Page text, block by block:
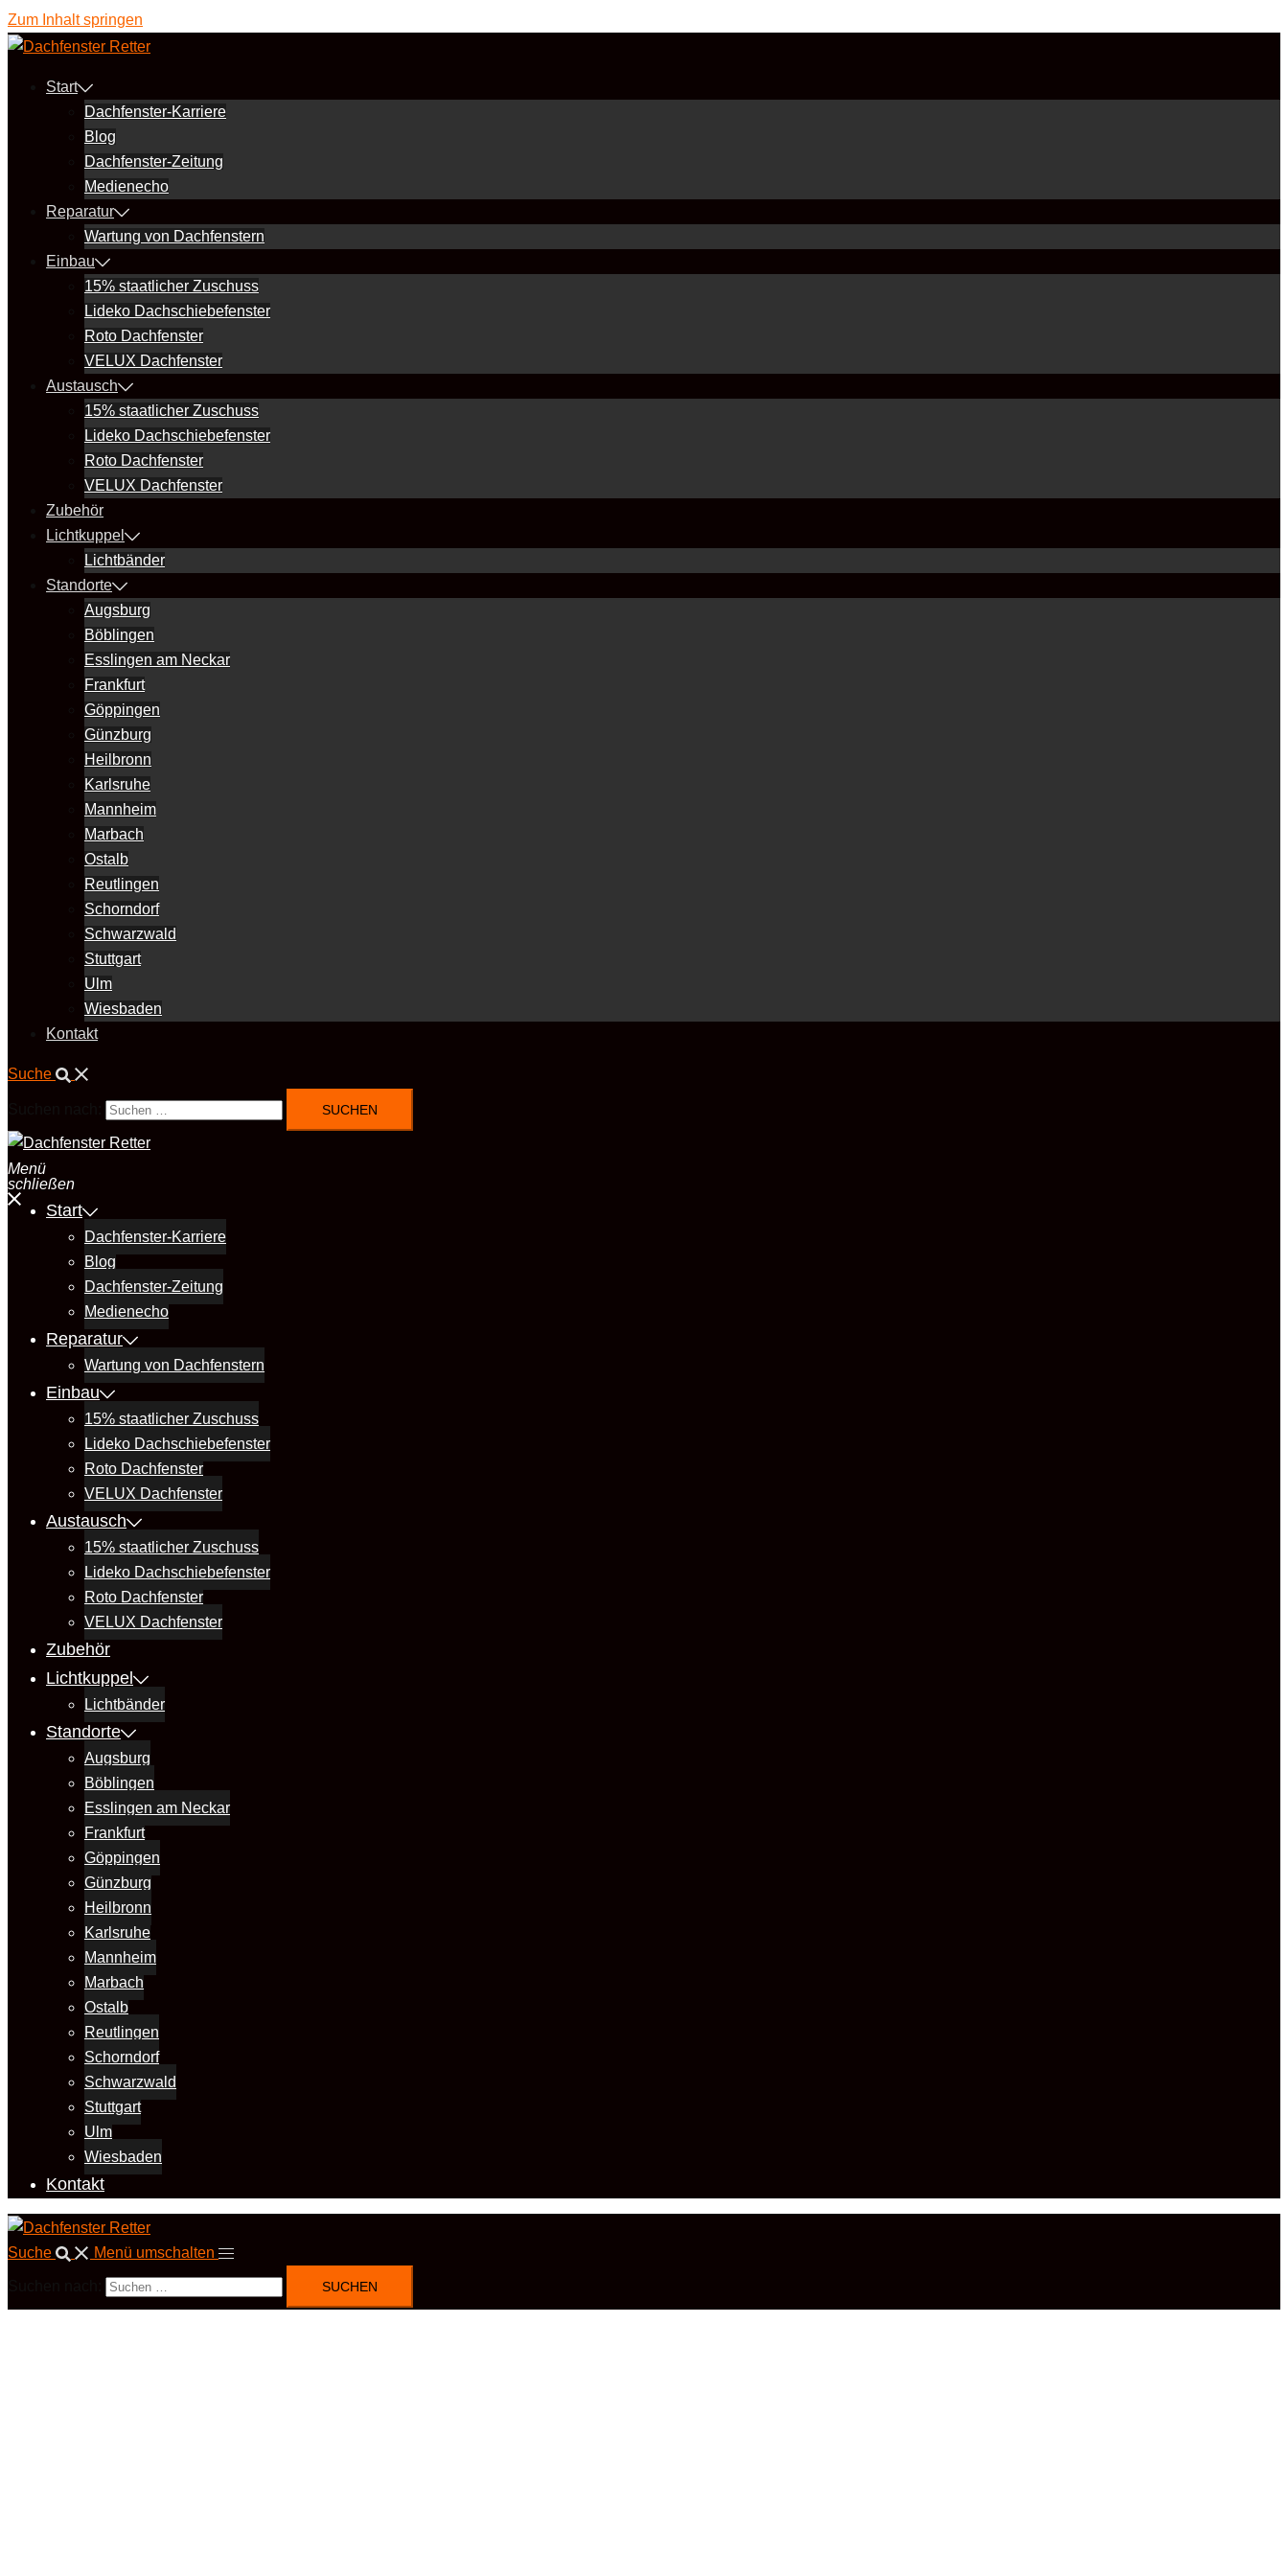
Zum Inhalt springen
Start
Dachfenster-Karriere
Blog
Dachfenster-Zeitung
Medienecho
Reparatur
Wartung von Dachfenstern
Einbau
15% staatlicher Zuschuss
Lideko Dachschiebefenster
Roto Dachfenster
VELUX Dachfenster
Austausch
15% staatlicher Zuschuss
Lideko Dachschiebefenster
Roto Dachfenster
VELUX Dachfenster
Zubehör
Lichtkuppel
Lichtbänder
Standorte
Augsburg
Böblingen
Esslingen am Neckar
Frankfurt
Göppingen
Günzburg
Heilbronn
Karlsruhe
Mannheim
Marbach
Ostalb
Reutlingen
Schorndorf
Schwarzwald
Stuttgart
Ulm
Wiesbaden
Kontakt
Suche
Menü
schließen
Start
Dachfenster-Karriere
Blog
Dachfenster-Zeitung
Medienecho
Reparatur
Wartung von Dachfenstern
Einbau
15% staatlicher Zuschuss
Lideko Dachschiebefenster
Roto Dachfenster
VELUX Dachfenster
Austausch
15% staatlicher Zuschuss
Lideko Dachschiebefenster
Roto Dachfenster
VELUX Dachfenster
Zubehör
Lichtkuppel
Lichtbänder
Standorte
Augsburg
Böblingen
Esslingen am Neckar
Frankfurt
Göppingen
Günzburg
Heilbronn
Karlsruhe
Mannheim
Marbach
Ostalb
Reutlingen
Schorndorf
Schwarzwald
Stuttgart
Ulm
Wiesbaden
Kontakt
Suche Menü umschalten